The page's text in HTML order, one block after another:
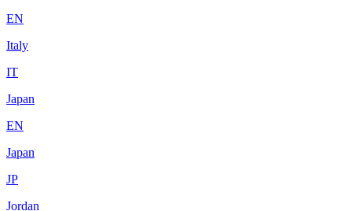
EN
Italy
IT
Japan
EN
Japan
JP
Jordan